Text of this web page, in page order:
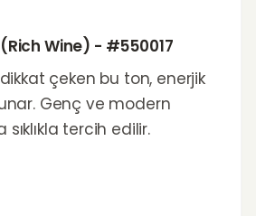
Wine) - #550017
dikkat çeken bu ton, enerjik
Genç ve modern
tercih edilir.